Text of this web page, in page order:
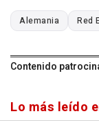
Alemania Red
Contenido
Lo más leído